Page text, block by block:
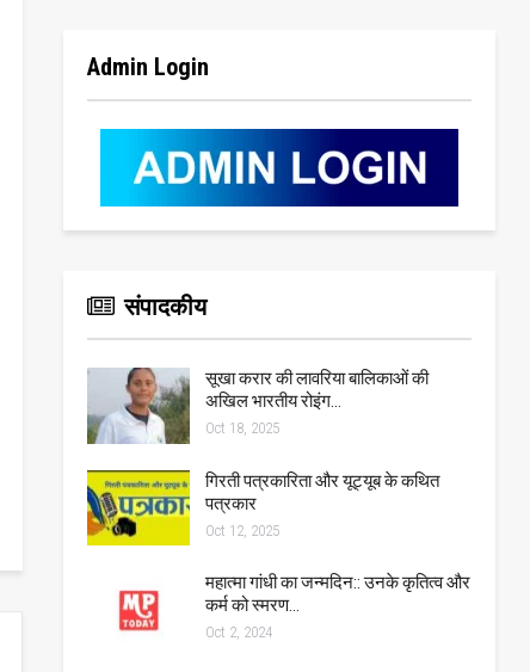
Admin Login
संपादकीय
सूखा करार की लावरिया बालिकाओं की
अखिल भारतीय रोइंग…
Oct 18, 2025
गिरती पत्रकारिता और यूट्यूब के कथित
पत्रकार
Oct 12, 2025
महात्मा गांधी का जन्मदिन:: उनके कृतित्व और
कर्म को स्मरण…
Oct 2, 2024